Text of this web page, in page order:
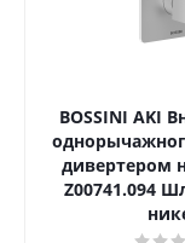
BOSSINI AKI
дивертером
Z00741.094